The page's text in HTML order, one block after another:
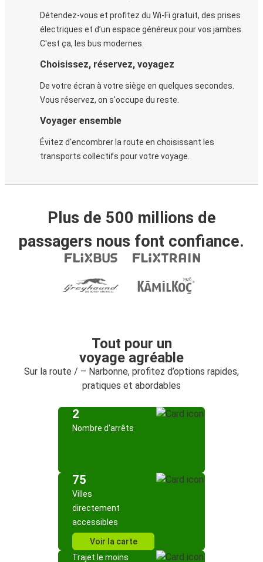
Détendez-vous et profitez du Wi-Fi gratuit, des prises
électriques et d’un espace généreux pour vos jambes.
C'est ça, les bus modernes.
Choisissez, réservez, voyagez
De votre écran à votre siège en quelques secondes.
Vous réservez, on s'occupe du reste.
Voyager ensemble
Évitez d'encombrer la route en choisissant les
transports collectifs pour votre voyage.
Plus de 500 millions de
passagers nous font confiance.
Tout pour un
voyage agréable
Sur la route / – Narbonne, profitez d’options rapides,
pratiques et abordables
2
Nombre d'arrêts
75
Villes
directement
accessibles
Voir la carte
Trajet le moins